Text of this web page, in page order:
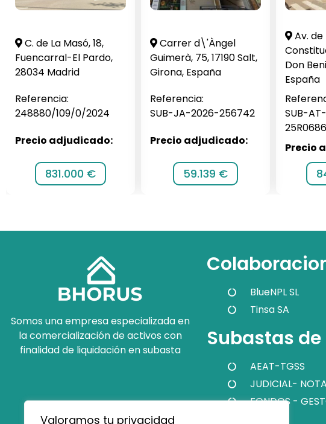
Valoramos tu privacidad
C. de La Masó, 18,
Fuencarral-El Pardo,
28034 Madrid
Referencia:
248880/109/0/2024
Precio adjudicado:
831.000 €
Carrer d\'Àngel
Guimerà, 75, 17190 Salt,
Girona, España
Referencia:
SUB-JA-2026-256742
Precio adjudicado:
59.139 €
Av. de
Don
España
SUB-
Precio
Somos una empresa especializada en
la comercialización de activos con
finalidad de liquidación en subasta
BlueNPL SL
Tinsa SA
Subastas de
AEAT-TGSS
JUDICIAL-
FONDOS -